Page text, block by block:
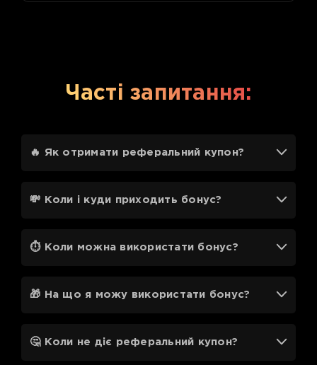
Часті запитання:
🔥 Як отримати реферальний купон?
💸 Коли і куди приходить бонус?
⏱ Коли можна використати бонус?
🎁 На що я можу використати бонус?
🤔 Коли не діє реферальний купон?